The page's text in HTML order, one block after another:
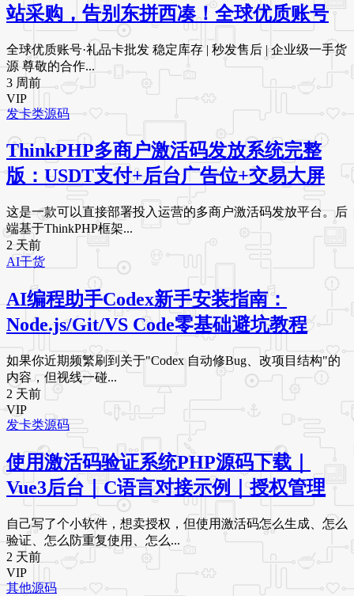
站采购，告别东拼西凑！全球优质账号
全球优质账号·礼品卡批发 稳定库存 | 秒发售后 | 企业级一手货
源 尊敬的合作...
3 周前
VIP
发卡类源码
ThinkPHP多商户激活码发放系统完整
版：USDT支付+后台广告位+交易大屏
这是一款可以直接部署投入运营的多商户激活码发放平台。后
端基于ThinkPHP框架...
2 天前
AI干货
AI编程助手Codex新手安装指南：
Node.js/Git/VS Code零基础避坑教程
如果你近期频繁刷到关于"Codex 自动修Bug、改项目结构"的
内容，但视线一碰...
2 天前
VIP
发卡类源码
使用激活码验证系统PHP源码下载｜
Vue3后台｜C语言对接示例｜授权管理
自己写了个小软件，想卖授权，但使用激活码怎么生成、怎么
验证、怎么防重复使用、怎么...
2 天前
VIP
其他源码